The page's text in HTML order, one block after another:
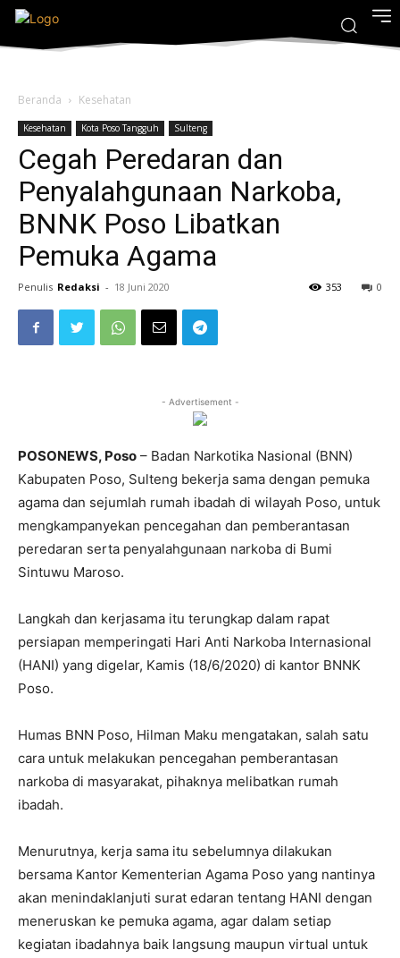
Beranda Kesehatan
Kesehatan Kota Poso Tangguh Sulteng
Cegah Peredaran dan
Penyalahgunaan Narkoba,
BNNK Poso Libatkan
Pemuka Agama
Penulis Redaksi - 18 Juni 2020 0
353
- Advertisement -
POSONEWS, Poso – Badan Narkotika Nasional (BNN)
Kabupaten Poso, Sulteng bekerja sama dengan pemuka
agama dan sejumlah rumah ibadah di wilayah Poso, untuk
mengkampanyekan pencegahan dan pemberantasan
peredaran serta penyalahgunaan narkoba di Bumi
Sintuwu Maroso.
Langkah dan kerjasama itu terungkap dalam rapat
persiapan memperingati Hari Anti Narkoba Internasional
(HANI) yang digelar, Kamis (18/6/2020) di kantor BNNK
Poso.
Humas BNN Poso, Hilman Maku mengatakan, salah satu
cara untuk melakukan pencegahan pemberantasan
narkoba di masyarakat, pihaknya melibatkan rumah
ibadah.
Menurutnya, kerja sama itu sebelumnya dilakukan
bersama Kantor Kementerian Agama Poso yang nantinya
akan menindaklanjuti surat edaran tentang HANI dengan
meneruskan ke pemuka agama, agar dalam setiap
kegiatan ibadahnya baik langsung maupun virtual untuk